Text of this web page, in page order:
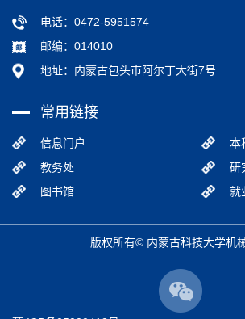
电话：0472-5951574
邮编：014010
地址：内蒙古包头市阿尔丁大街7号
常用链接
信息门户
教务处
图书馆
本
研
就
版权所有© 内蒙古科技大学机